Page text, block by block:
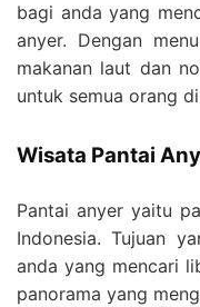
bagi anda yang
anyer. Dengan
makanan laut dan
untuk semua orang
Wisata Pantai
Pantai anyer yaitu
Indonesia. Tujuan
anda yang mencari
panorama yang